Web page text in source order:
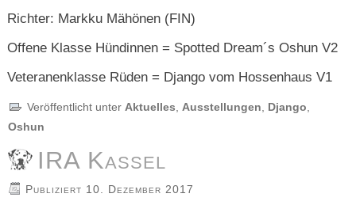
Richter: Markku Mähönen (FIN)
Offene Klasse Hündinnen = Spotted Dream´s Oshun V2
Veteranenklasse Rüden = Django vom Hossenhaus V1
Veröffentlicht unter Aktuelles,Ausstellungen, Django,
Oshun
IRA Kassel
Publiziert 10. Dezember 2017